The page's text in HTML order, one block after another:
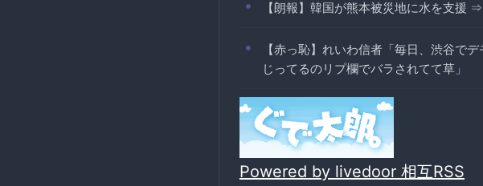
【朗報】韓国が熊本被災地に水を支援
【赤っ恥】れいわ信者「毎日、渋谷で
じってるのリプ欄でバラされてて草」
Powered by livedoor 相互RSS